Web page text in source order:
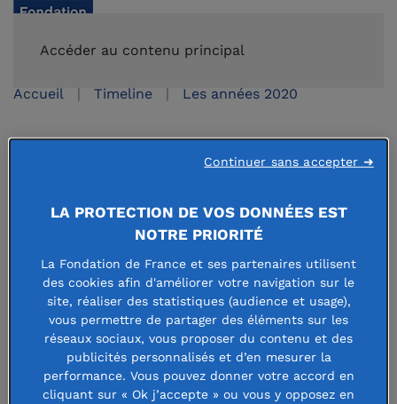
Accéder au contenu principal
Accueil Timeline Les années 2020
2020 Solidarité Liban
Le 4 août, une explosion d’une rare violence dévaste
le port de Beyrouth et une partie de la ville, faisant
de nombreuses victimes. Forte de son expérience
LA PROTECTION DE VOS DONNÉES EST
NOTRE PRIORITÉ
La Fondation de France et ses partenaires utilisent
des cookies afin d'améliorer votre navigation sur le
site, réaliser des statistiques (audience et usage),
vous permettre de partager des éléments sur les
réseaux sociaux, vous proposer du contenu et des
publicités personnalisés et d’en mesurer la
performance. Vous pouvez donner votre accord en
cliquant sur « Ok j’accepte » ou vous y opposez en
Continuer sans accepter ➜